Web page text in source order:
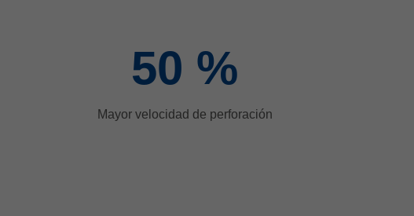
50 %
Mayor velocidad de perforación